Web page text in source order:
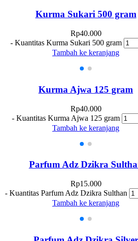
Kurma Sukari 500 gram
Rp40.000
- Kuantitas Kurma Sukari 500 gram
Tambah ke keranjang
Kurma Ajwa 125 gram
Rp40.000
- Kuantitas Kurma Ajwa 125 gram
Tambah ke keranjang
Parfum Adz Dzikra
Rp15.000
- Kuantitas Parfum Adz Dzikra Sulthan
Tambah ke keranjang